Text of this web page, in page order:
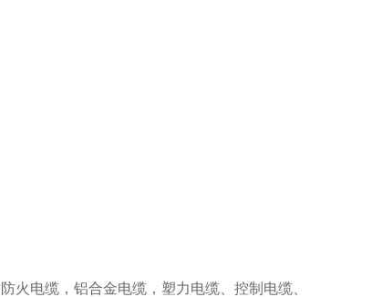
火电缆，铝合金电缆，塑力电缆、控制电缆、